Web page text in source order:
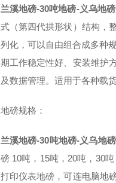
兰溪地磅-30吨地磅-义乌地
式（第四代拱形状）结构，
列化，可以自由组合成多种
期工作稳定性好、安装维护
及数据管理。适用于各种载
地磅规格：
兰溪地磅-30吨地磅-义乌地
磅 10吨，15吨，20吨，30
打印仪表地磅，可连电脑地